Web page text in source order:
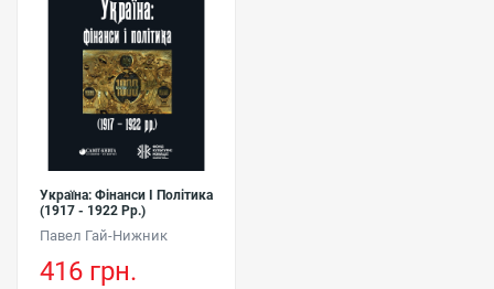
Україна: Фінанси І Політика
(1917 - 1922 Рр.)
Павел Гай-Нижник
416 грн.